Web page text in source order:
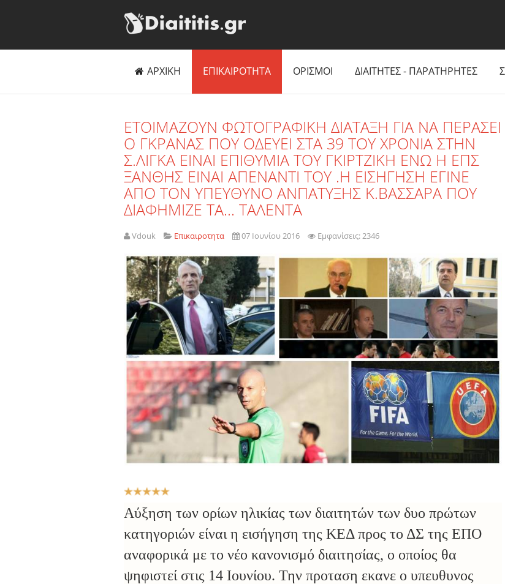
ΑΡΧΙΚΗ ΕΠΙΚΑΙΡΟΤΗΤΑ ΟΡΙΣΜΟΙ ΔΙΑΙΤΗΤΕΣ - ΠΑΡΑΤΗΡΗΤΕΣ
ΕΤΟΙΜΑΖΟΥΝ ΦΩΤΟΓΡΑΦΙΚΗ ΔΙΑΤΑΞΗ ΓΙΑ ΝΑ ΠΕΡΑΣΕΙ
Ο ΓΚΡΑΝΑΣ ΠΟΥ ΟΔΕΥΕΙ ΣΤΑ 39 ΤΟΥ ΧΡΟΝΙΑ ΣΤΗΝ
Σ.ΛΙΓΚΑ ΕΙΝΑΙ ΕΠΙΘΥΜΙΑ ΤΟΥ ΓΚΙΡΤΖΙΚΗ ΕΝΩ Η ΕΠΣ
ΞΑΝΘΗΣ ΕΙΝΑΙ ΑΠΕΝΑΝΤΙ ΤΟΥ .Η ΕΙΣΗΓΗΣΗ ΕΓΙΝΕ
ΑΠΟ ΤΟΝ ΥΠΕΥΘΥΝΟ ΑΝΠΑΤΥΞΗΣ Κ.ΒΑΣΣΑΡΑ ΠΟΥ
ΔΙΑΦΗΜΙΖΕ ΤΑ... ΤΑΛΕΝΤΑ
Vdouk Επικαιροτητα 07 Ιουνίου 2016 Εμφανίσεις: 2346
Αξιολόγηση
Αύξηση των ορίων ηλικίας των διαιτητών των δυο πρώτων
κατηγοριών είναι η εισήγηση της ΚΕΔ προς το ΔΣ της ΕΠΟ
αναφορικά με το νέο κανονισμό διαιτησίας, ο οποίος θα
ψηφιστεί στις 14 Ιουνίου. Την προταση εκανε ο υπευθυνος